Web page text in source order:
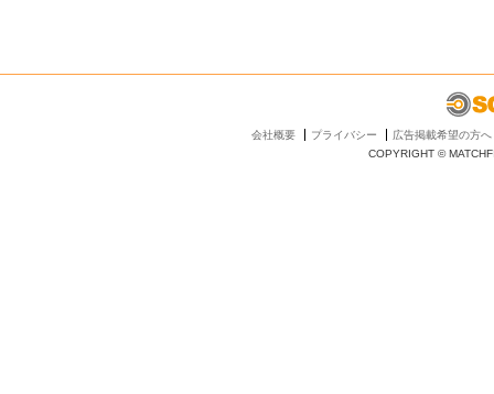
会社概要 プライバシー
広告掲載希望の方へ
COPYRIGHT ©